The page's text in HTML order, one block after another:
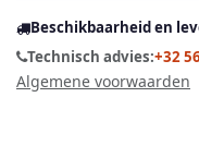
Beschikbaarheid en
Technisch advies:+32
Algemene voorwaarden